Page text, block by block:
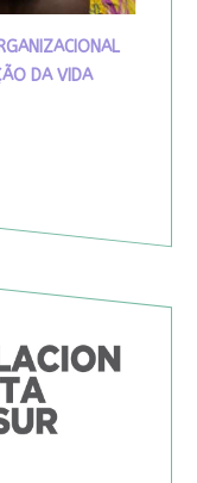
DA VIDA